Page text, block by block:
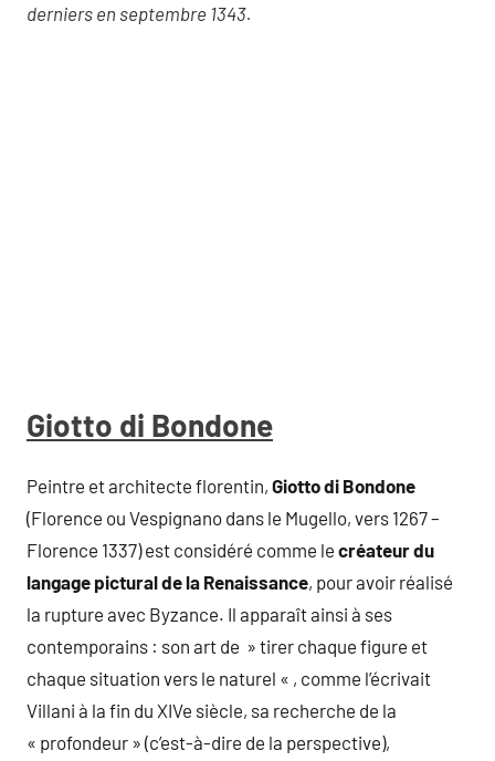
derniers en septembre 1343.
Giotto di Bondone
Peintre et architecte florentin, Giotto di Bondone
(Florence ou Vespignano dans le Mugello, vers 1267 –
Florence 1337) est considéré comme le créateur du
langage pictural de la Renaissance, pour avoir réalisé
la rupture avec Byzance. Il apparaît ainsi à ses
contemporains : son art de » tirer chaque figure et
chaque situation vers le naturel « , comme l’écrivait
Villani à la fin du XIVe siècle, sa recherche de la
« profondeur » (c’est-à-dire de la perspective),